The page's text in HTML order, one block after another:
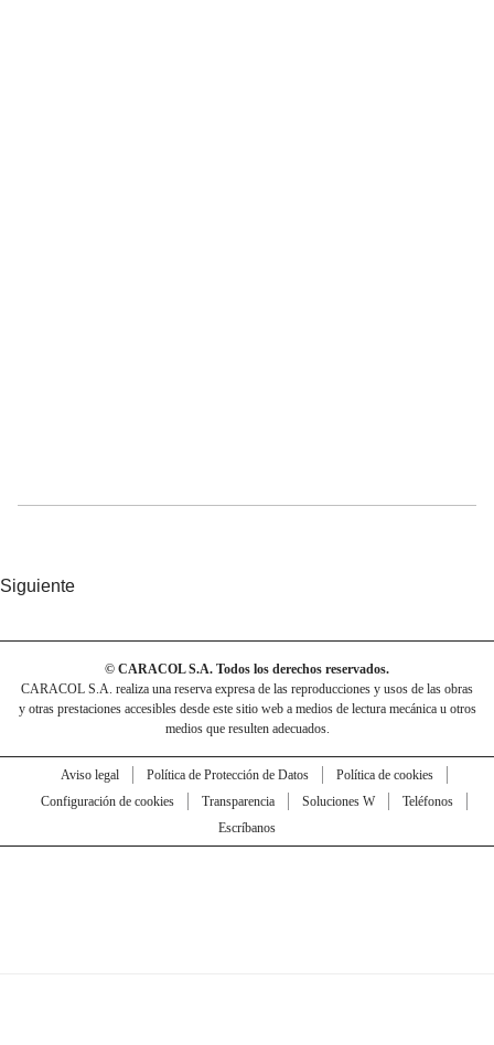
Siguiente
© CARACOL S.A. Todos los derechos reservados.
CARACOL S.A. realiza una reserva expresa de las reproducciones y usos de las obras
y otras prestaciones accesibles desde este sitio web a medios de lectura mecánica u otros
medios que resulten adecuados.
Aviso legal Política de Protección de Datos
Política de cookies
Configuración de cookies
Transparencia Soluciones W
Teléfonos
Escríbanos